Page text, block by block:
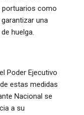
portuarios como
una
huelga.
Poder Ejecutivo
estas medidas
Nacional se
a su